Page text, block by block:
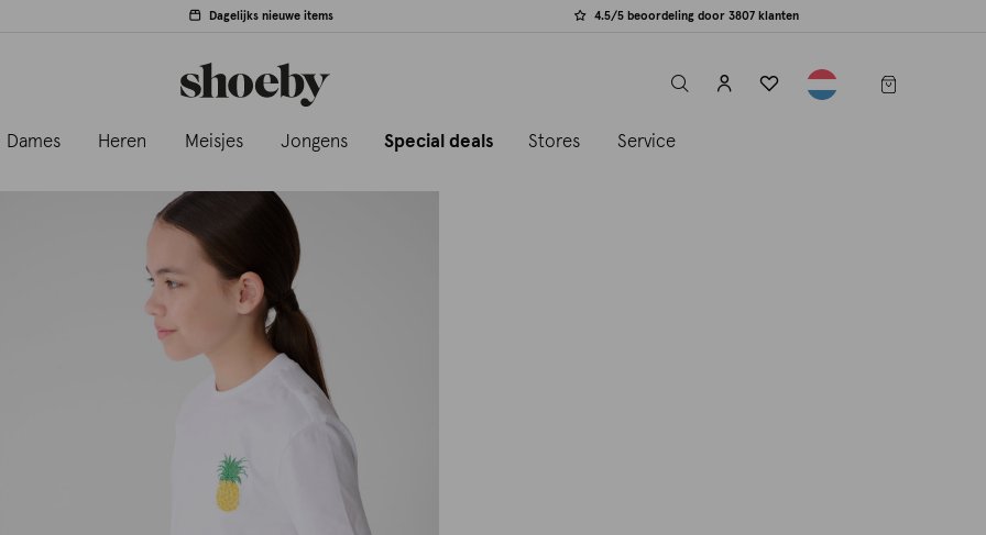
Dagelijks nieuwe items 4.5/5 beoordeling door 3807 klanten
label.header.toggle
Dames Heren Meisjes Jongens Special deals Stores Service